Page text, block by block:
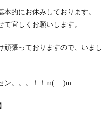
的にお休みしております。
宜しくお願いします。
張っておりますので、いまし
ン。。。！！m(_ _)m